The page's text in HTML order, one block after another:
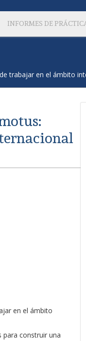
INFORMES DE
trabajar en el ámbito
en el ámbito
para construir una